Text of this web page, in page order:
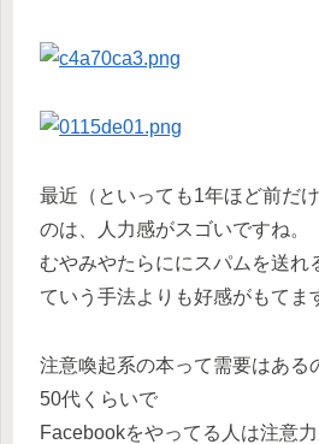
最近（といっても1年ほど前だ
のは、人力感がスゴいですね。
むやみやたらににスパムを送れ
ていう手法よりも好感がもてま
注意喚起系の本って需要はある
50代くらいで
Facebookをやってる人は注意